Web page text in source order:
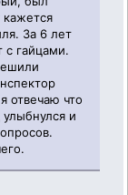
За 6 лет
гайцами.
отвечаю что
и